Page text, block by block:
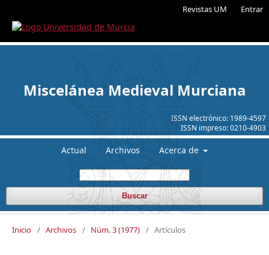
Revistas UM Entrar
ISSN electrónico: 1989-4597
ISSN impreso:0210-4903
Miscelánea Medieval Murciana
Actual Archivos Acerca de
Buscar
Inicio / Archivos / Núm. 3 (1977) / Artículos